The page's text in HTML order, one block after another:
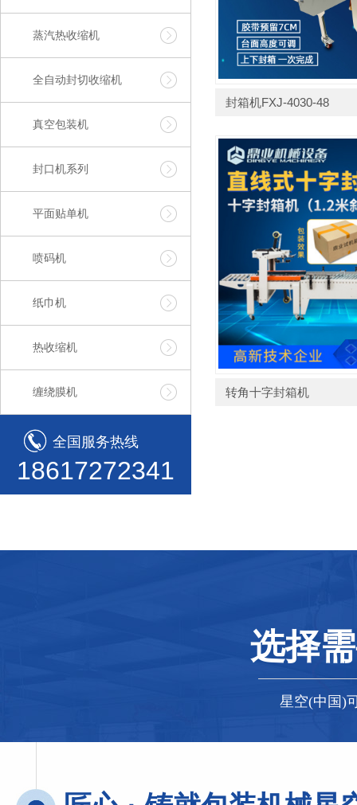
蒸汽热收缩机
全自动封切收缩机
真空包装机
封口机系列
平面贴单机
喷码机
纸巾机
热收缩机
缠绕膜机
全国服务热线
18617272341
封箱机FXJ-4030-48
转角十字封箱机
选择
星空(中国)